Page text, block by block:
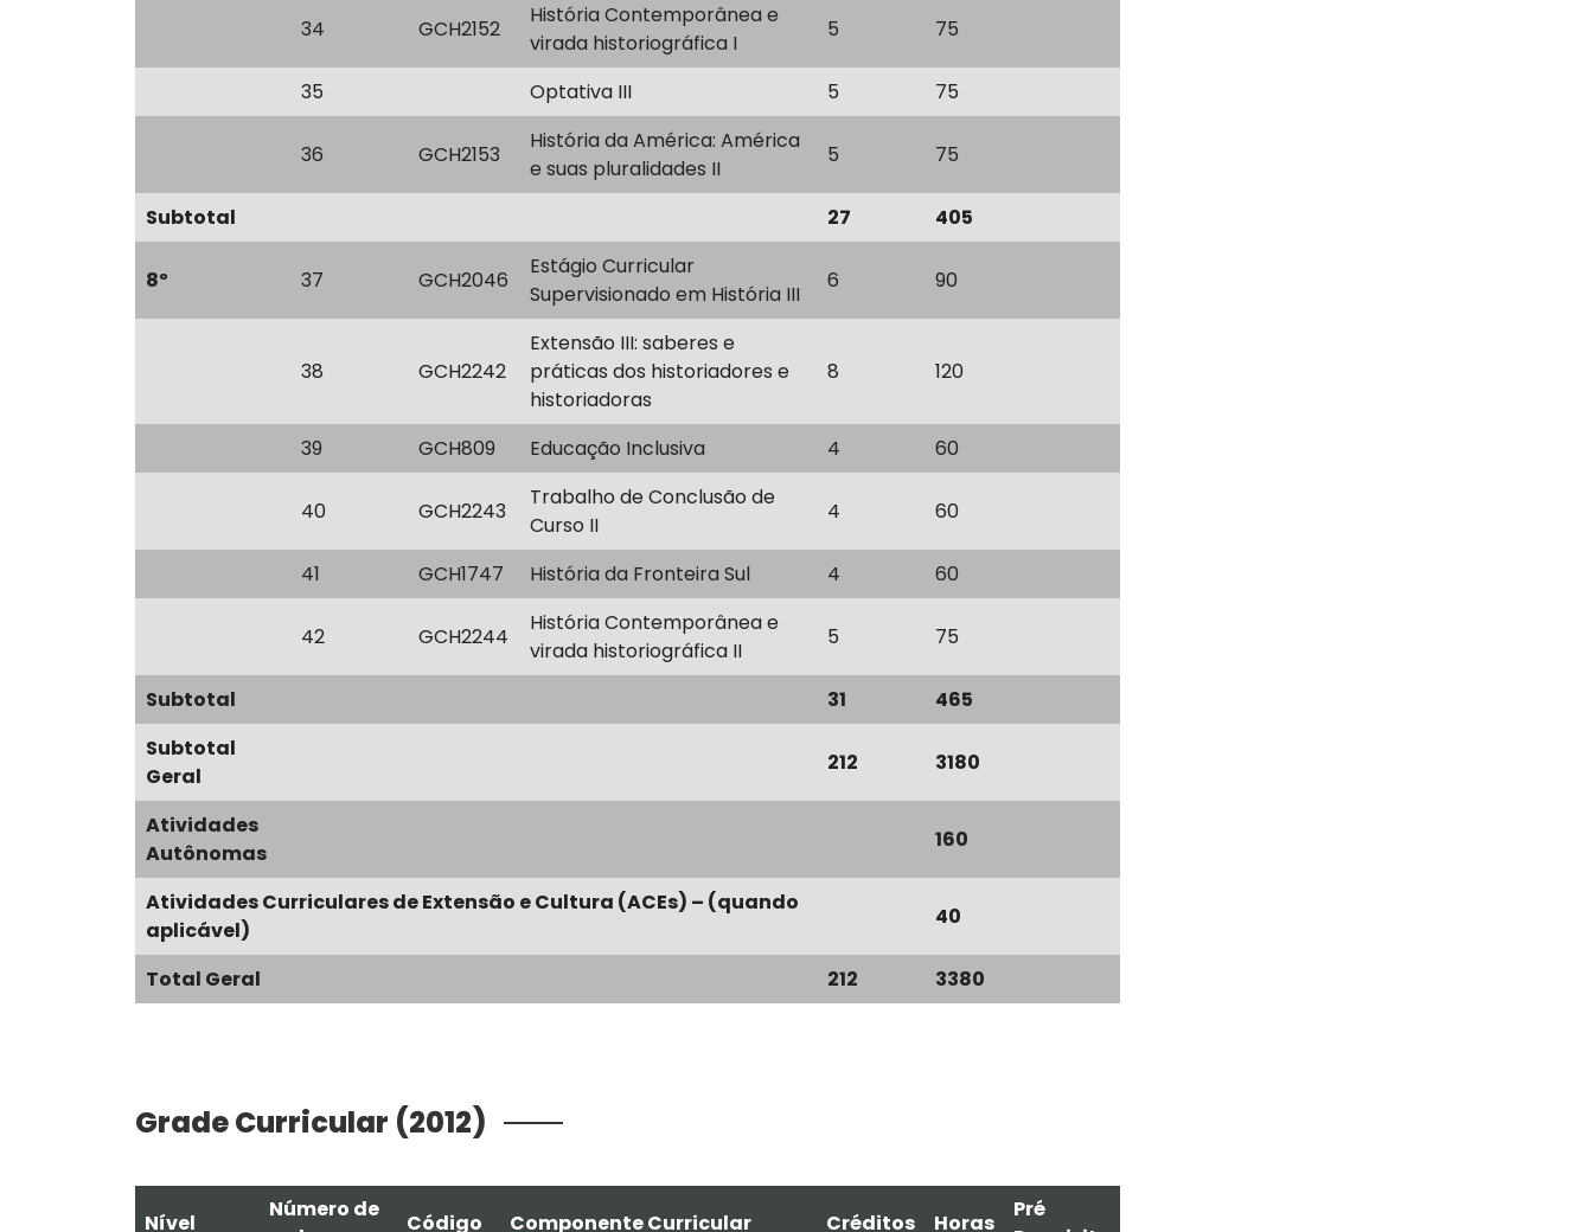
34 GCH2152
História Contemporânea e
virada historiográfica I
5 75
35 Optativa III 5 75
36 GCH2153
História da América: América
e suas pluralidades II
5 75
Subtotal 27 405
8º 37 GCH2046
Estágio Curricular
Supervisionado em História III
6 90
38 GCH2242
Extensão III: saberes e
práticas dos historiadores e
historiadoras
8 120
39 GCH809 Educação Inclusiva 4 60
40 GCH2243
Trabalho de Conclusão de
Curso II
4 60
41 GCH1747 História da Fronteira Sul 4 60
42 GCH2244
História Contemporânea e
virada historiográfica II
5 75
Subtotal 31
465
Subtotal
Geral
212 3180
Atividades
Autônomas
160
Atividades Curriculares de Extensão e Cultura (ACEs) – (quando
aplicável)
40
Total Geral 212 3380
Grade Curricular (2012)
Nível
Número de
Código Componente Curricular Créditos Horas
Pré